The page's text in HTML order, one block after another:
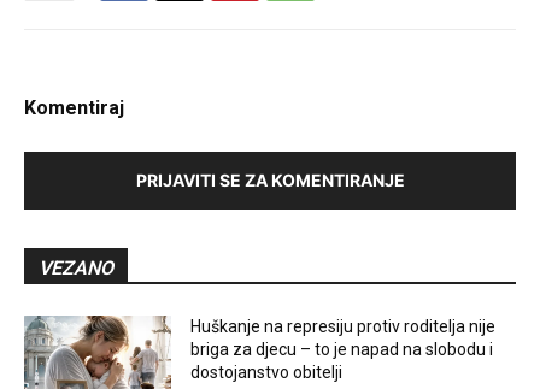
Komentiraj
PRIJAVITI SE ZA KOMENTIRANJE
VEZANO
Huškanje na represiju protiv roditelja nije
briga za djecu – to je napad na slobodu i
dostojanstvo obitelji